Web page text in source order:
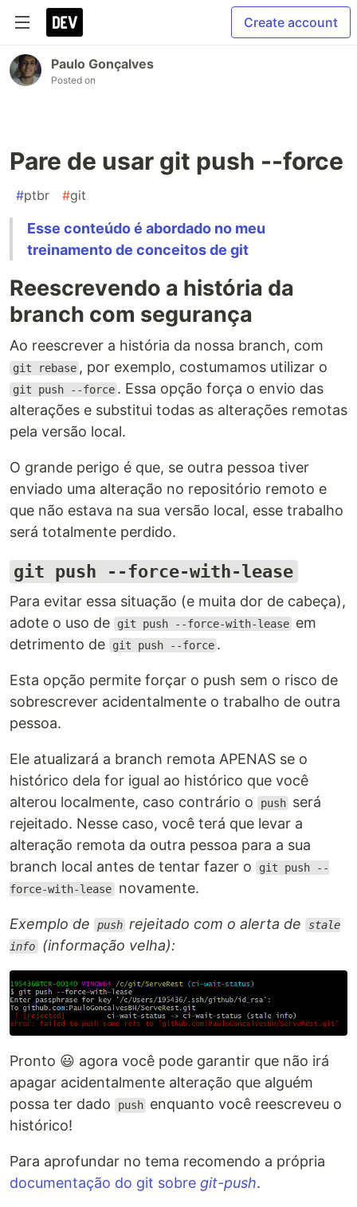
Create account
Paulo Gonçalves
Posted on
Pare de usar git push --force
#ptbr #git
Esse conteúdo é abordado no meu
treinamento de conceitos de git
Reescrevendo a história da
branch com segurança
Ao reescrever a história da nossa branch, com
git rebase , por exemplo, costumamos utilizar o
git push --force . Essa opção força o envio das
alterações e substitui todas as alterações remotas
pela versão local.
O grande perigo é que, se outra pessoa tiver
enviado uma alteração no repositório remoto e
que não estava na sua versão local, esse trabalho
será totalmente perdido.
git push --force-with-lease
Para evitar essa situação (e muita dor de cabeça),
adote o uso de
git push --force-with-lease em
detrimento de
git push --force .
Esta opção permite forçar o push sem o risco de
sobrescrever acidentalmente o trabalho de outra
pessoa.
Ele atualizará a branch remota APENAS se o
histórico dela for igual ao histórico que você
alterou localmente, caso contrário o
push será
rejeitado. Nesse caso, você terá que levar a
alteração remota da outra pessoa para a sua
branch local antes de tentar fazer o
git push --
force-with-lease novamente.
Exemplo de push rejeitado com o alerta de stale
info (informação velha):
Pronto 😃 agora você pode garantir que não irá
apagar acidentalmente alteração que alguém
possa ter dado
push enquanto você reescreveu o
histórico!
Para aprofundar no tema recomendo a própria
documentação do git sobre git-push.